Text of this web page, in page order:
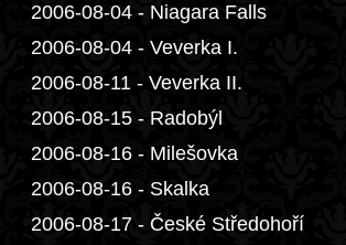
2006-08-04 - Niagara Falls
2006-08-04 - Veverka I.
2006-08-11 - Veverka II.
2006-08-15 - Radobýl
2006-08-16 - Milešovka
2006-08-16 - Skalka
2006-08-17 - České Středohoří